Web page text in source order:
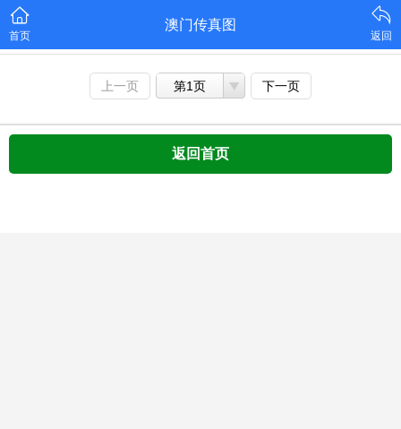
首页
澳门传真图
返回
上一页 第1页 下一页
返回首页